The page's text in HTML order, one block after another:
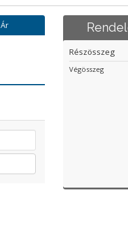
Ár
Részösszeg
Végösszeg